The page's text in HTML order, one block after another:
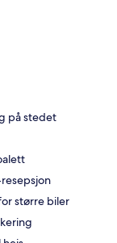
på stedet
større biler